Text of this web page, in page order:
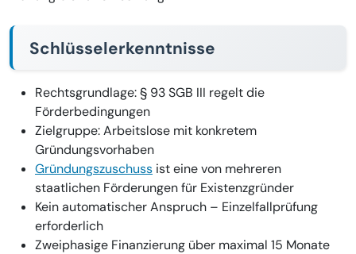
Schlüsselerkenntnisse
Rechtsgrundlage: § 93 SGB III regelt die
Förderbedingungen
Zielgruppe: Arbeitslose mit konkretem
Gründungsvorhaben
Gründungszuschuss ist eine von mehreren
staatlichen Förderungen für Existenzgründer
Kein automatischer Anspruch – Einzelfallprüfung
erforderlich
Zweiphasige Finanzierung über maximal 15 Monate